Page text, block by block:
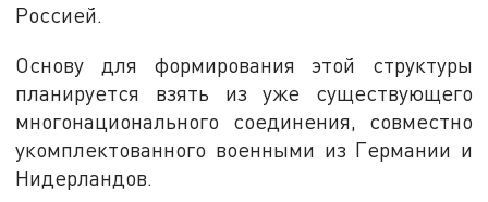
Россией.
Основу для формирования этой структуры
планируется взять из уже существующего
многонационального соединения, совместно
укомплектованного военными из Германии и
Нидерландов.